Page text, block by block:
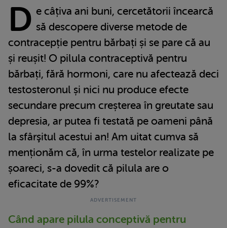
D e câțiva ani buni, cercetătorii încearcă
să descopere diverse metode de
contracepție pentru bărbați și se pare că au
și reușit! O pilula contraceptivă pentru
bărbați, fără hormoni, care nu afectează deci
testosteronul și nici nu produce efecte
secundare precum creșterea în greutate sau
depresia, ar putea fi testată pe oameni până
la sfârşitul acestui an! Am uitat cumva să
menționăm că, în urma testelor realizate pe
șoareci, s-a dovedit că pilula are o
eficacitate de 99%?
Când apare pilula conceptivă pentru